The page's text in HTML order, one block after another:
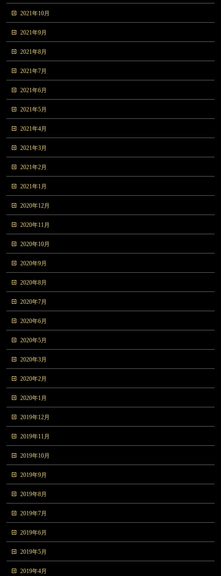
2021年10月
2021年9月
2021年8月
2021年7月
2021年6月
2021年5月
2021年4月
2021年3月
2021年2月
2021年1月
2020年12月
2020年11月
2020年10月
2020年9月
2020年8月
2020年7月
2020年6月
2020年5月
2020年3月
2020年2月
2020年1月
2019年12月
2019年11月
2019年10月
2019年9月
2019年8月
2019年7月
2019年6月
2019年5月
2019年4月